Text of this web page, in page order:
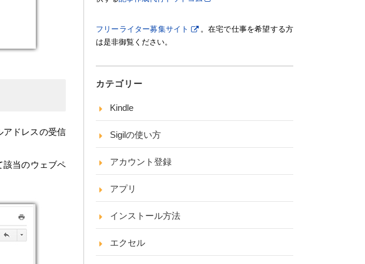
アドレスの受信
該当のウェブペ
フリーライター募集サイト
。在宅で仕事を希望する方
は是非御覧ください。
カテゴリー
Kindle
Sigilの使い方
アカウント登録
アプリ
インストール方法
エクセル